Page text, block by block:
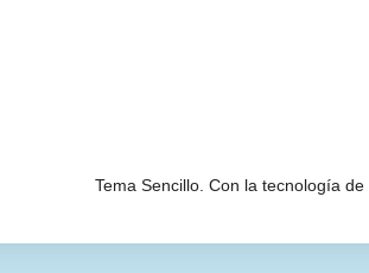
Tema Sencillo. Con la tecnología de